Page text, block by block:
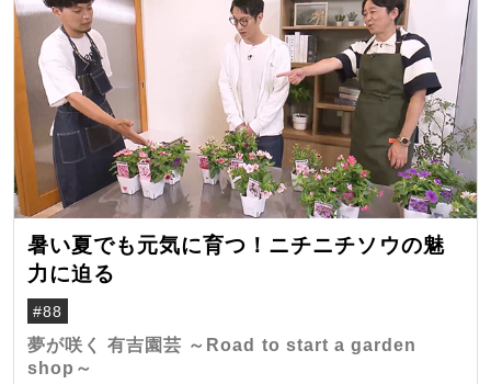
暑い夏でも元気に育つ！ニチニチソウの魅
力に迫る
#88
夢が咲く 有吉園芸 ～Road to start a garden
shop～